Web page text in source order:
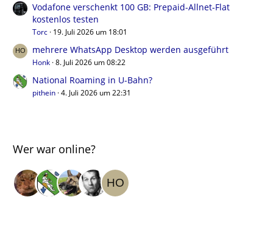
Vodafone verschenkt 100 GB: Prepaid-Allnet-Flat
kostenlos testen
Torc 19. Juli 2026 um 18:01
mehrere WhatsApp Desktop werden ausgeführt
Honk 8. Juli 2026 um 08:22
National Roaming in U-Bahn?
pithein 4. Juli 2026 um 22:31
Wer war online?